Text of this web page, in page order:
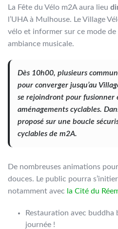
La Fête du Vélo m2A aura lieu
l’UHA à Mulhouse. Le Village
vélo et informer sur ce mode
ambiance musicale.
Dès 10h00, plusieurs
pour converger jusqu’au
se rejoindront pour fusionner
aménagements cyclables.
proposé sur une boucle
cyclables de m2A.
De nombreuses animations
douces. Le public pourra
notamment avec la Cité du
Restauration avec
journée !